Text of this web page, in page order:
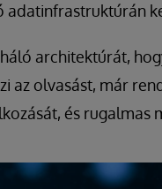
architektúrát,
az olvasást, már
és rugalmas